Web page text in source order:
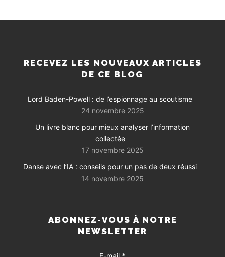
RECEVEZ LES NOUVEAUX ARTICLES
DE CE BLOG
Lord Baden-Powell : de l’espionnage au scoutisme
24 novembre 2025
Un livre blanc pour mieux analyser l’information
collectée
17 novembre 2025
Danse avec l’IA : conseils pour un pas de deux réussi
14 novembre 2025
ABONNEZ-VOUS À NOTRE
NEWSLETTER